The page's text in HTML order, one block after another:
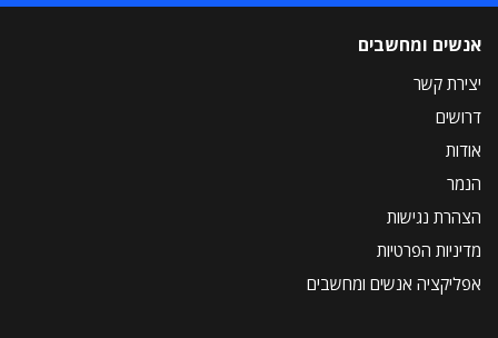
אנשים ומחשבים
יצירת קשר
דרושים
אודות
הנמר
הצהרת נגישות
מדיניות הפרטיות
אפליקציה אנשים ומחשבים